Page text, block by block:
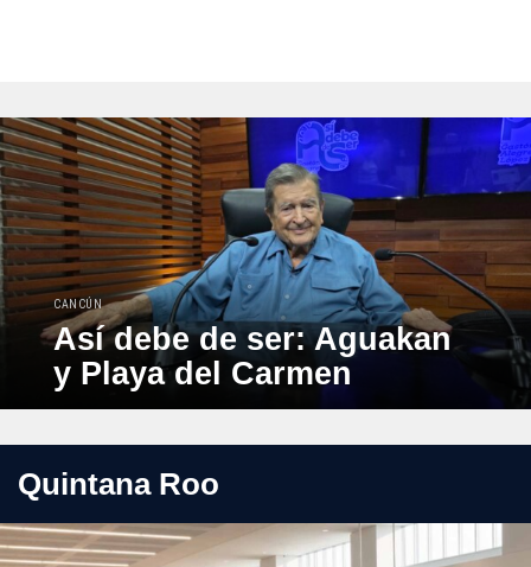
CANCÚN
Así debe de ser: Aguakan
y Playa del Carmen
Quintana Roo